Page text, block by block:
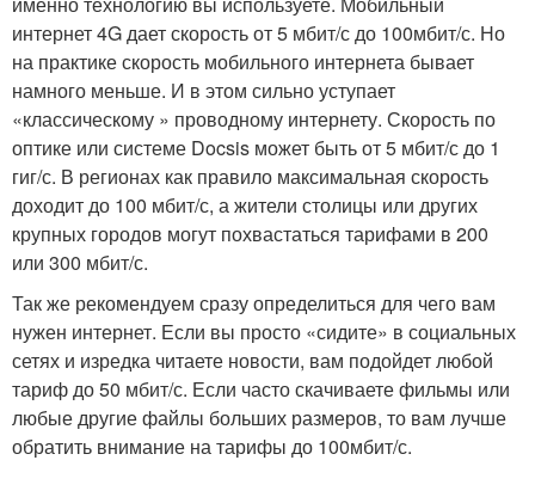
интернет 4G дает скорость от 5 мбит/с до 100мбит/с. Но
на практике скорость мобильного интернета бывает
намного меньше. И в этом сильно уступает
«классическому » проводному интернету. Скорость по
оптике или системе Docsis может быть от 5 мбит/с до 1
гиг/с. В регионах как правило максимальная скорость
доходит до 100 мбит/с, а жители столицы или других
крупных городов могут похвастаться тарифами в 200
или 300 мбит/с.
Так же рекомендуем сразу определиться для чего вам
нужен интернет. Если вы просто «сидите» в социальных
сетях и изредка читаете новости, вам подойдет любой
тариф до 50 мбит/с. Если часто скачиваете фильмы или
любые другие файлы больших размеров, то вам лучше
обратить внимание на тарифы до 100мбит/с.